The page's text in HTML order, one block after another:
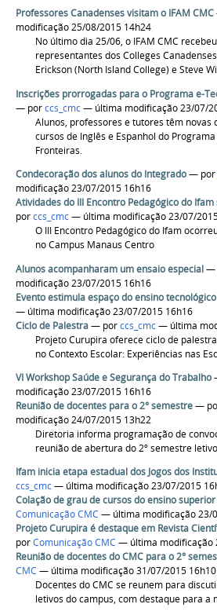
Professores Canadenses visitam o IFAM CMC
modificação 25/08/2015 14h24
No último dia 25/06, o IFAM CMC
representantes dos Colleges
Erickson (North Island College) e Steve
Inscrições prorrogadas para o Programa e-
— porccs_cmc— última modificação 23/07/
Alunos, professores e tutores têm novas
cursos de Inglês e Espanhol do
Fronteiras.
Condecoração dos alunos do Integrado— por
modificação 23/07/2015 16h16
Atividades do III Encontro Pedagógico do
porccs_cmc— última modificação 23/07/
O III Encontro Pedagógico do Ifam
no Campus Manaus Centro
Alunos acompanharam um ensaio especial—
modificação 23/07/2015 16h16
Evento estimula espaço do ensino
— última modificação 23/07/2015 16h16
Ciclo de Palestra— porccs_cmc— última
Projeto Curupira oferece ciclo de
no Contexto Escolar: Experiências nas
VI Workshop Saúde e Segurança do Trabalho
modificação 23/07/2015 16h16
Reunião de docentes para o 2° semestre—
modificação 24/07/2015 13h22
Diretoria informa programação de
reunião de abertura do 2º semestre
Ifam inicia etapa estadual dos Jogos dos
ccs_cmc— última modificação 23/07/2015
Colação de grau de cursos do ensino superior
Comunicação CMC — última modificação 23/
Projeto Curupira é destaque em Revista
porComunicação CMC — última modificação
Reunião de docentes do CMC para o 2°
CMC — última modificação 31/07/2015 16h10
Docentes do CMC se reunem para
letivos do campus, com destaque para a